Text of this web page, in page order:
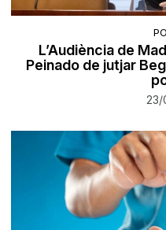
L’Audiència de
Peinado de jutjar
23/